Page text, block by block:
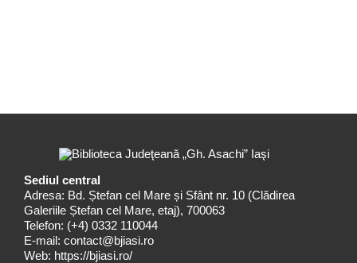
Sediul central
Adresa: Bd. Ștefan cel Mare și Sfânt nr. 10 (Clădirea
Galeriile Ștefan cel Mare, etaj), 700063
Telefon: (+4) 0332 110044
E-mail: contact@bjiasi.ro
Web: https://bjiasi.ro/